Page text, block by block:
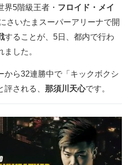
ド
る
5階級王者・ フロイド・メイ
さいたまスーパーアリーナで開
することが、5日、都内で行わ
した。
ら32連勝中で「キックボクシ
される、 那須川天心です。